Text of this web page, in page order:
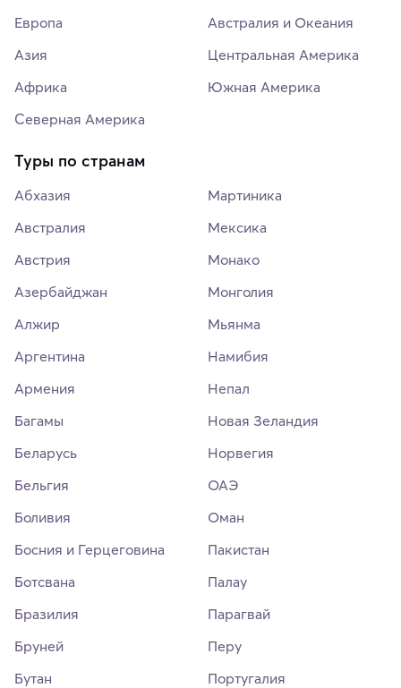
Европа
Азия
Африка
Северная Америка
Австралия и Океания
Центральная Америка
Южная Америка
Туры по странам
Абхазия
Австралия
Австрия
Азербайджан
Алжир
Аргентина
Армения
Багамы
Беларусь
Бельгия
Боливия
Босния и Герцеговина
Ботсвана
Бразилия
Бруней
Бутан
Мартиника
Мексика
Монако
Монголия
Мьянма
Намибия
Непал
Новая Зеландия
Норвегия
ОАЭ
Оман
Пакистан
Палау
Парагвай
Перу
Португалия